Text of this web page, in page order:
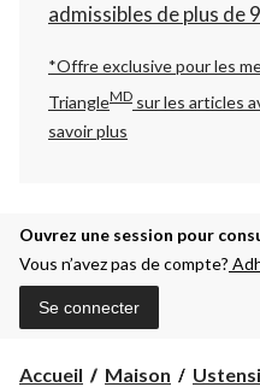
admissibles de plus de
*Offre exclusive pour les
TriangleMD sur les articles
savoir plus
Ouvrez une session pour
Vous n’avez pas de compte?
Se connecter
Accueil Maison